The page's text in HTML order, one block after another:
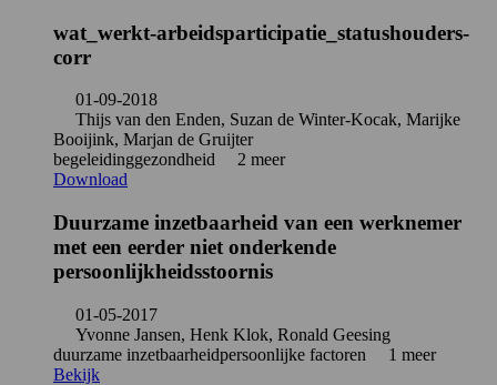
wat_werkt-arbeidsparticipatie_statushouders-
corr
01-09-2018
Thijs van den Enden, Suzan de Winter-Kocak, Marijke
Booijink, Marjan de Gruijter
begeleidinggezondheid
2 meer
Download
Duurzame inzetbaarheid van een werknemer
met een eerder niet onderkende
persoonlijkheidsstoornis
01-05-2017
Yvonne Jansen, Henk Klok, Ronald Geesing
duurzame inzetbaarheidpersoonlijke factoren
1 meer
Bekijk